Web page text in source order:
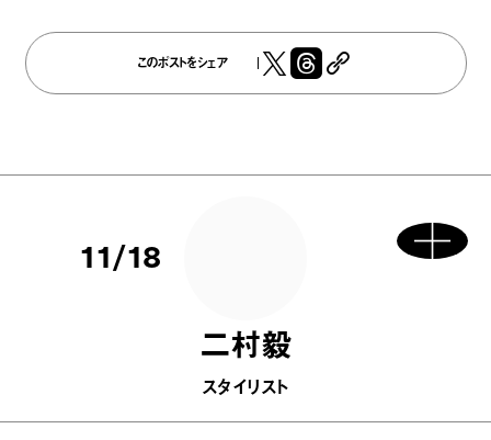
このポストをシェア
11/18
二村毅
スタイリスト